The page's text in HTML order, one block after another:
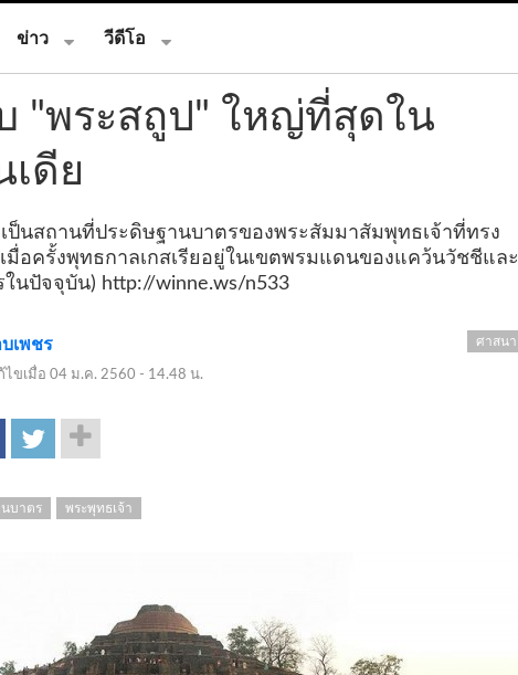
ข่าว วีดีโอ
"พระสถูป" ใหญ่ที่สุดใน
เดีย
ป็นสถานที่ประดิษฐานบาตรของพระสัมมาสัมพุทธเจ้าที่ทรง
มื่อครั้งพุทธกาลเกสเรียอยู่ในเขตพรมแดนของแคว้นวัชชีและ
นปัจจุบัน) http://winne.ws/n533
เพชร
ไขเมื่อ 04 ม.ค. 2560 - 14.48 น.
ศาสนา
บาตร พระพุทธเจ้า